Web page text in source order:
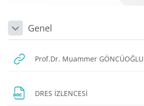
Bloklar
Bölüm anahatları
DaraltGenel
Prof.Dr. Muammer GÖNCÜOĞLU
DRES İZLENCESİ